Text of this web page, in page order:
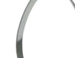
POCHUTINY
ZDRAVÉ PEČENÍ